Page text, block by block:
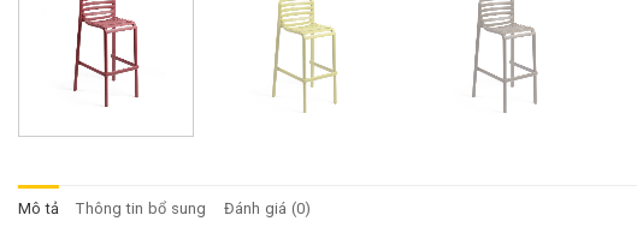
Mô tả Thông tin bổ sung Đánh giá (0)